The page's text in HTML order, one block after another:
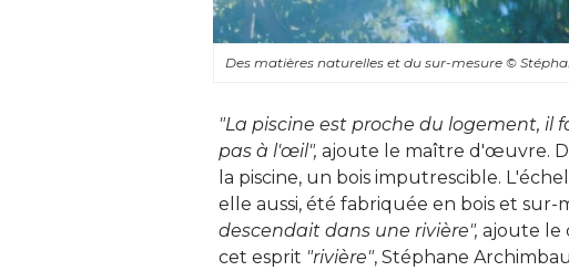
Des matières naturelles et du sur-mesure©
"La piscine est proche du logement,
pas à l'œil", ajoute le maître d'œuvre.
la piscine, un bois imputrescible.
elle aussi, été fabriquée en bois et
descendait dans une rivière", ajoute le
cet esprit "rivière", Stéphane